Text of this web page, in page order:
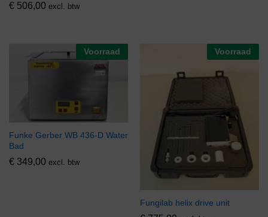
€ 506,00 excl. btw
Voorraad
Funke Gerber WB 436-D Water
Bad
€ 349,00 excl. btw
Voorraad
Fungilab helix drive unit